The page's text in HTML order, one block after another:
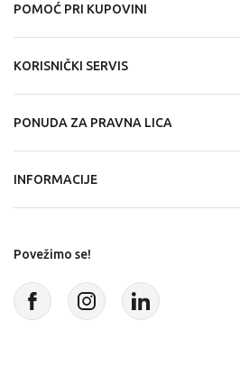
POMOĆ PRI KUPOVINI
KORISNIČKI SERVIS
PONUDA ZA PRAVNA LICA
INFORMACIJE
Povežimo se!